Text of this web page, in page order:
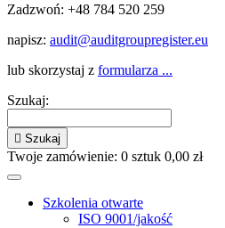
Zadzwoń: +48 784 520 259
napisz: audit@auditgroupregister.eu
lub skorzystaj z formularza ...
Szukaj:
 Szukaj
Twoje zamówienie: 0 sztuk 0,00 zł
Szkolenia otwarte
ISO 9001/jakość